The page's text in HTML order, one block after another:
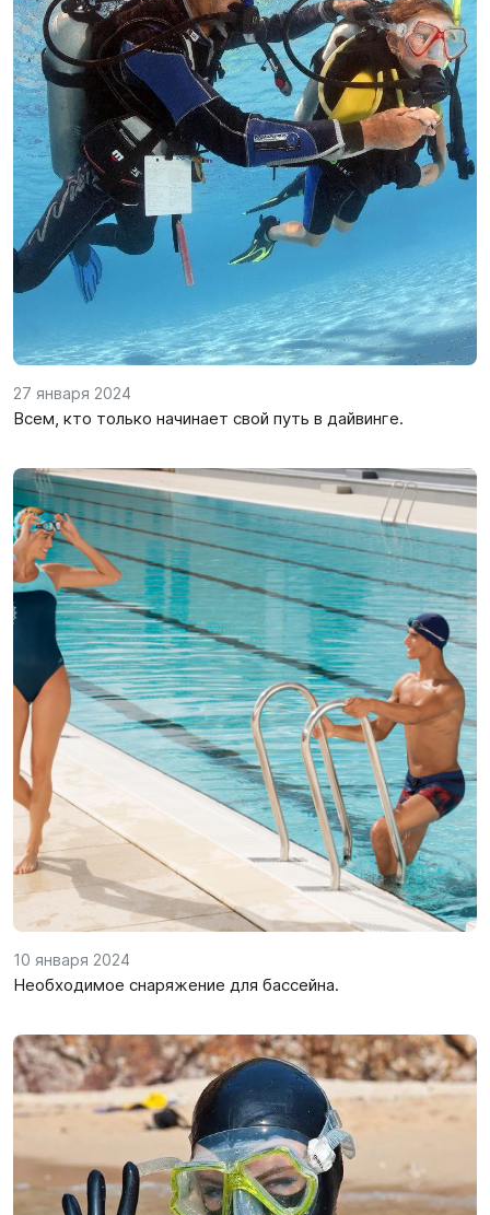
27 января 2024
Всем, кто только начинает свой путь в дайвинге.
10 января 2024
Необходимое снаряжение для бассейна.